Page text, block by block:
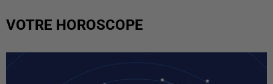
VOTRE HOROSCOPE